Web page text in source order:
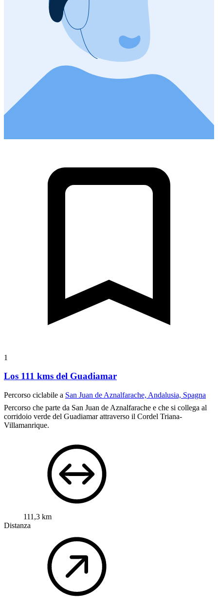
1
Los 111 kms del Guadiamar
Percorso ciclabile a San Juan de Aznalfarache, Andalusia, Spagna
Percorso che parte da San Juan de Aznalfarache e che si collega al
corridoio verde del Guadiamar attraverso il Cordel Triana-
Villamanrique.
111,3 km
Distanza